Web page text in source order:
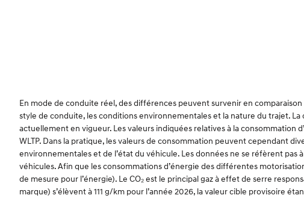
En mode de conduite réel, des différences peuvent survenir en
style de conduite, les conditions environnementales et la nature du trajet.
actuellement en vigueur. Les valeurs indiquées relatives à la consommation
WLTP. Dans la pratique, les valeurs de consommation peuvent cependant
environnementales et de l’état du véhicule. Les données ne se réfèrent
véhicules. Afin que les consommations d’énergie des différentes
de mesure pour l’énergie). Le CO₂ est le principal gaz à effet de serre
marque) s’élèvent à 111 g/km pour l’année 2026, la valeur cible provisoire